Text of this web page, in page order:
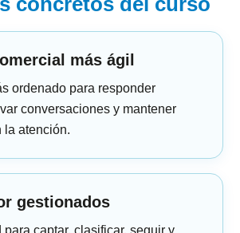
más ágil
ordenado para responder
conversaciones y mantener
la atención.
gestionados